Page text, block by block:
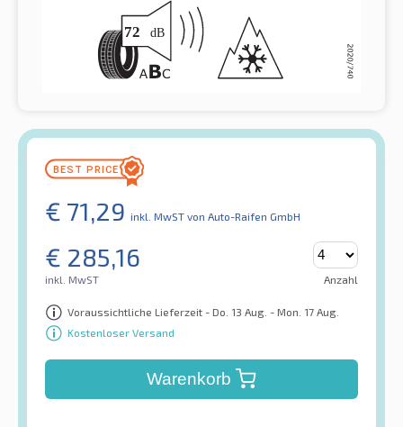
€ 71,29 inkl. MwST von Auto-Raifen GmbH
€ 285,16
inkl. MwST Anzahl
Voraussichtliche Lieferzeit - Do. 13 Aug. - Mon. 17 Aug.
Kostenloser Versand
Warenkorb